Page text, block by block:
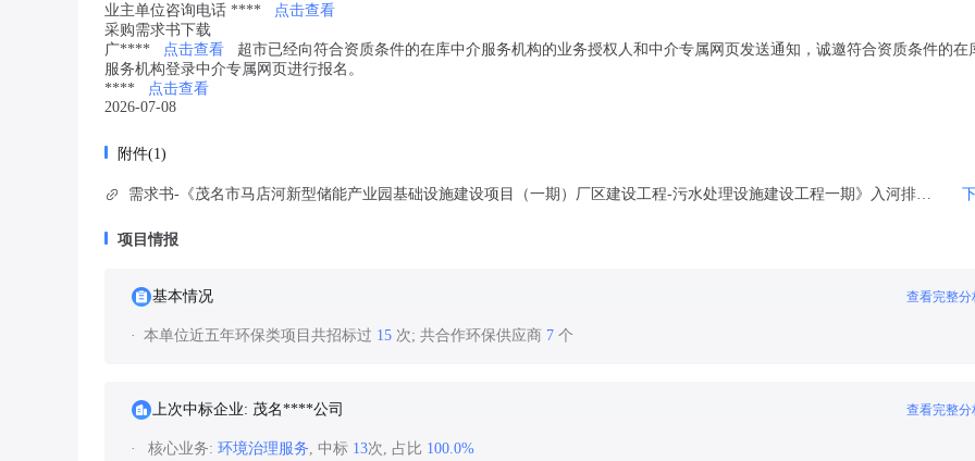
业主单位咨询电话 ****
点击查看
采购需求书下载
广****
点击查看
超市已经向符合资质条件的在库中介服务机构的业务授权人和中介专属网页发送通知，诚邀符合资质条件的在
服务机构登录中介专属网页进行报名。
****
点击查看
2026-07-08
附件(1)
需求书-《茂名市马店河新型储能产业园基础设施建设项目（一期）厂区建设工程-污水处理设施建设工程一期》入河排污口设置论证报告咨询服务.pdf
项目情报
基本情况 查看完整分
本单位近五年环保类项目共招标过 15 次; 共合作环保供应商 7 个
上次中标企业: 茂名****公司 查看完整分
核心业务: 环境治理服务, 中标 13次, 占比 100.0%